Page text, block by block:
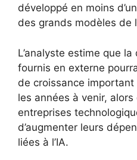
développé en moins
des grands modèles de
L’analyste estime que
fournis en externe
de croissance
les années à venir,
entreprises
d’augmenter leurs
liées à l’IA.